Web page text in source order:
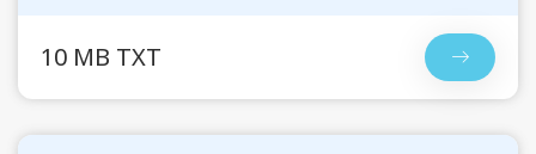
10 MB TXT